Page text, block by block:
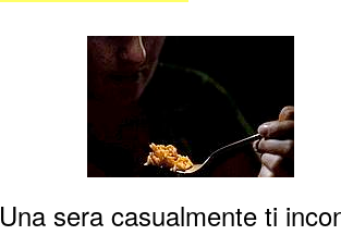
Una sera casualmente ti